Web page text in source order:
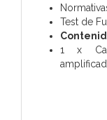
Test de
1 x